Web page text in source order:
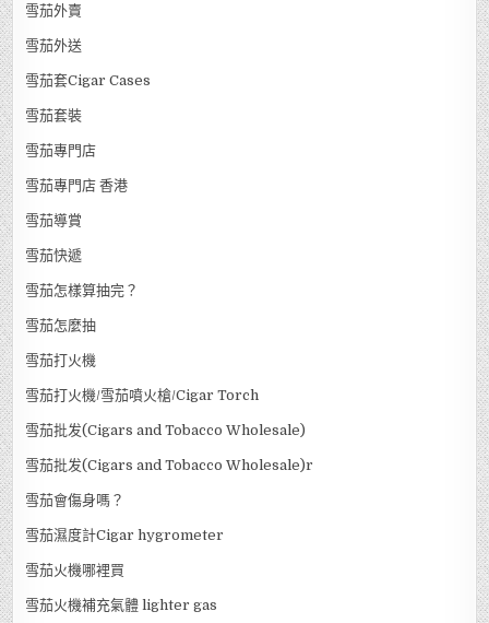
雪茄外賣
雪茄外送
雪茄套Cigar Cases
雪茄套裝
雪茄專門店
雪茄專門店 香港
雪茄導賞
雪茄快遞
雪茄怎樣算抽完？
雪茄怎麼抽
雪茄打火機
雪茄打火機/雪茄噴火槍/Cigar Torch
雪茄批发(Cigars and Tobacco Wholesale)
雪茄批发(Cigars and Tobacco Wholesale)r
雪茄會傷身嗎？
雪茄濕度計Cigar hygrometer
雪茄火機哪裡買
雪茄火機補充氣體 lighter gas